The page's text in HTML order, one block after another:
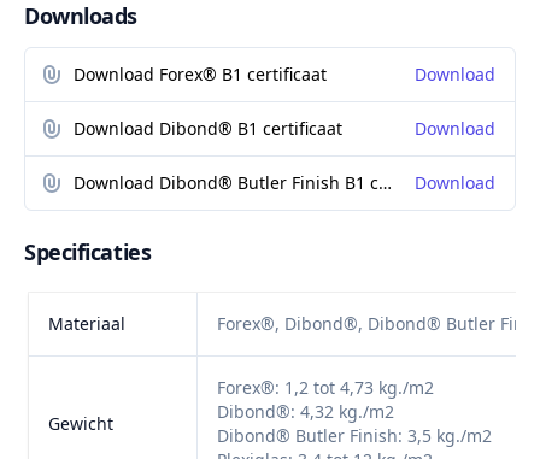
Downloads
Download Forex® B1 certificaat Download
Download Dibond® B1 certificaat Download
Download Dibond® Butler Finish B1 certificaat Download
Specificaties
Materiaal Forex®, Dibond®, Dibond® Butler
Gewicht
Forex®: 1,2 tot 4,73 kg./m2
Dibond®: 4,32 kg./m2
Dibond® Butler Finish: 3,5 kg./m2